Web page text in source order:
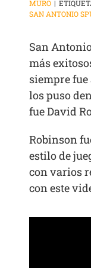
MURO |
SAN ANTONIO
San
más
siempre fue
los puso
fue David
Robinson
estilo de
con varios
con este